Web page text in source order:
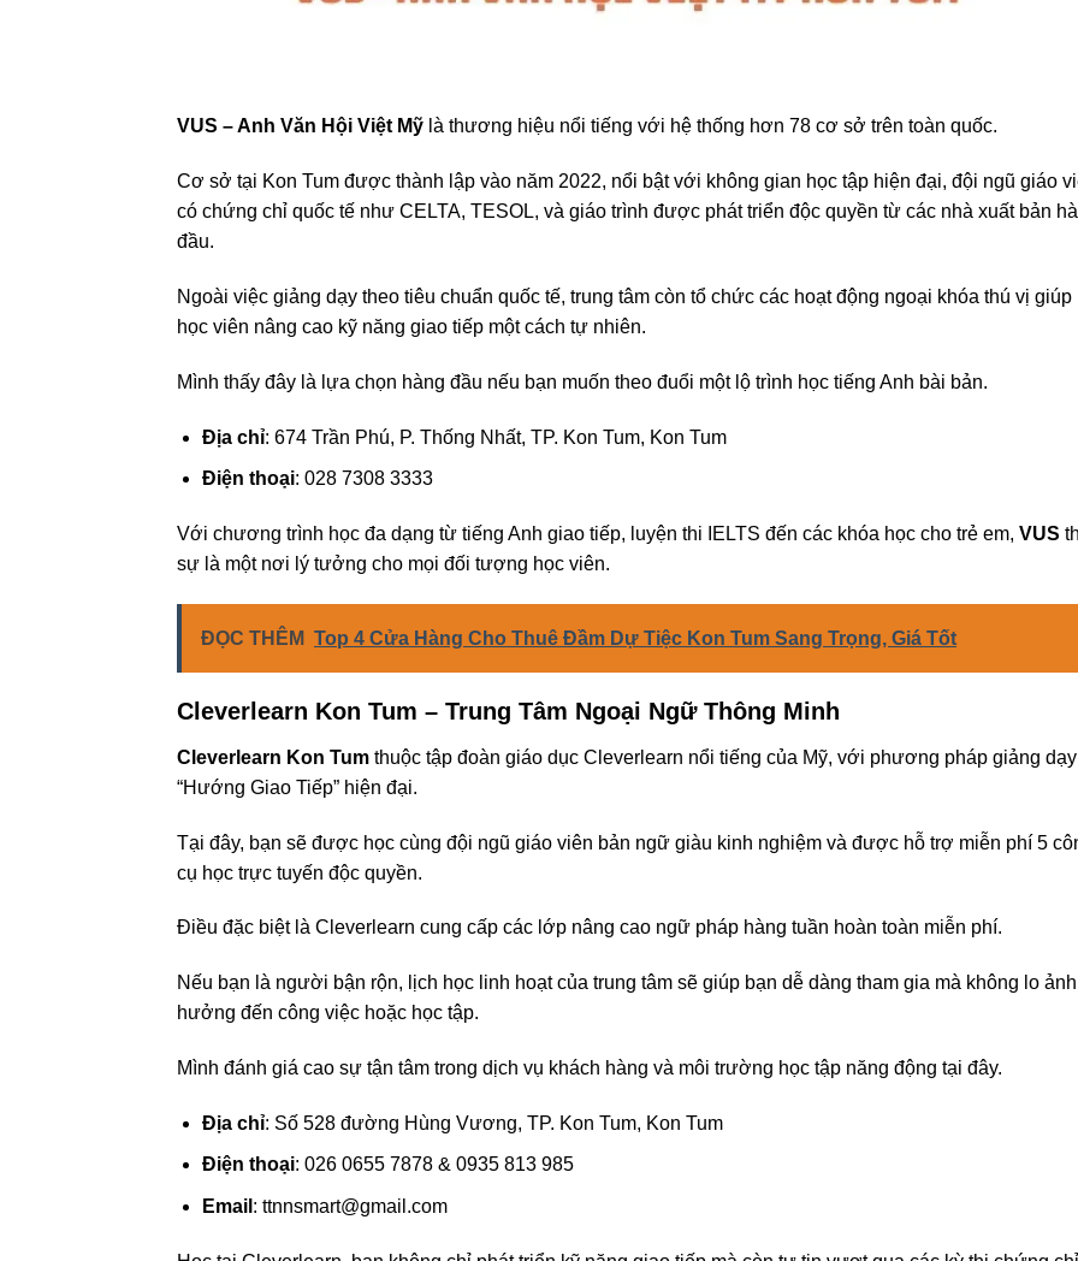
VUS – Anh Văn Hội Việt Mỹ là thương hiệu nổi tiếng với hệ thống hơn 78 cơ sở trên toàn quốc.
Cơ sở tại Kon Tum được thành lập vào năm 2022, nổi bật với không gian học tập hiện đại, đội ngũ giáo
có chứng chỉ quốc tế như CELTA, TESOL, và giáo trình được phát triển độc quyền từ các nhà xuất bản
đầu.
Ngoài việc giảng dạy theo tiêu chuẩn quốc tế, trung tâm còn tổ chức các hoạt động ngoại khóa thú vị giúp
học viên nâng cao kỹ năng giao tiếp một cách tự nhiên.
Mình thấy đây là lựa chọn hàng đầu nếu bạn muốn theo đuổi một lộ trình học tiếng Anh bài bản.
Địa chỉ: 674 Trần Phú, P. Thống Nhất, TP. Kon Tum, Kon Tum
Điện thoại: 028 7308 3333
Với chương trình học đa dạng từ tiếng Anh giao tiếp, luyện thi IELTS đến các khóa học cho trẻ em, VUS
sự là một nơi lý tưởng cho mọi đối tượng học viên.
ĐỌC THÊM Top 4 Cửa Hàng Cho Thuê Đầm Dự Tiệc Kon Tum Sang Trọng, Giá Tốt
Cleverlearn Kon Tum – Trung Tâm Ngoại Ngữ Thông Minh
Cleverlearn Kon Tum thuộc tập đoàn giáo dục Cleverlearn nổi tiếng của Mỹ, với phương pháp giảng dạy
“Hướng Giao Tiếp” hiện đại.
Tại đây, bạn sẽ được học cùng đội ngũ giáo viên bản ngữ giàu kinh nghiệm và được hỗ trợ miễn phí 5
cụ học trực tuyến độc quyền.
Điều đặc biệt là Cleverlearn cung cấp các lớp nâng cao ngữ pháp hàng tuần hoàn toàn miễn phí.
Nếu bạn là người bận rộn, lịch học linh hoạt của trung tâm sẽ giúp bạn dễ dàng tham gia mà không lo ảnh
hưởng đến công việc hoặc học tập.
Mình đánh giá cao sự tận tâm trong dịch vụ khách hàng và môi trường học tập năng động tại đây.
Địa chỉ: Số 528 đường Hùng Vương, TP. Kon Tum, Kon Tum
Điện thoại: 026 0655 7878 & 0935 813 985
Email : ttnnsmart@gmail.com